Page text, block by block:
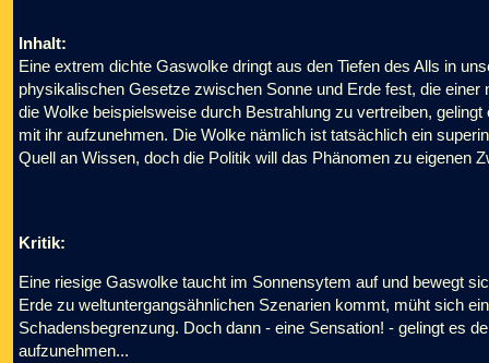
Inhalt:
Eine extrem dichte Gaswolke dringt aus den Tiefen des Alls in
physikalischen Gesetze zwischen Sonne und Erde fest, die
die Wolke beispielsweise durch Bestrahlung zu vertreiben,
mit ihr aufzunehmen. Die Wolke nämlich ist tatsächlich ein
Quell an Wissen, doch die Politik will das Phänomen zu eigenen
Kritik:
Eine riesige Gaswolke taucht im Sonnensytem auf und bewegt
Erde zu weltuntergangsähnlichen Szenarien kommt, müht sich
Schadensbegrenzung. Doch dann - eine Sensation! - gelingt es
aufzunehmen...